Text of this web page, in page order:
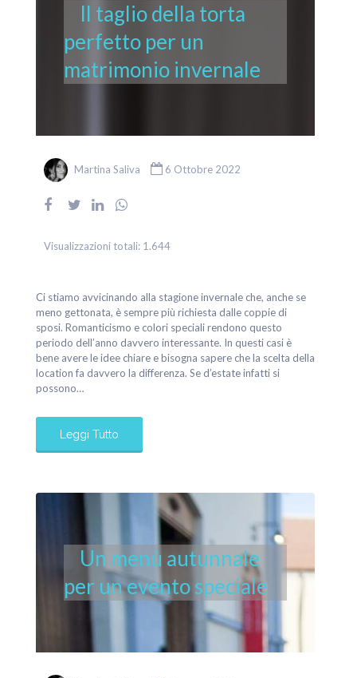
Il taglio della torta
perfetto per un
matrimonio invernale
Martina Saliva 6 Ottobre 2022
Visualizzazioni totali: 1.644
Ci stiamo avvicinando alla stagione invernale che, anche se
meno gettonata, è sempre più richiesta dalle coppie di
sposi. Romanticismo e colori speciali rendono questo
periodo dell’anno davvero interessante. In questi casi è
bene avere le idee chiare e bisogna sapere che la scelta della
location fa davvero la differenza. Se d’estate infatti si
possono…
Leggi Tutto
Un menù autunnale
per un evento speciale